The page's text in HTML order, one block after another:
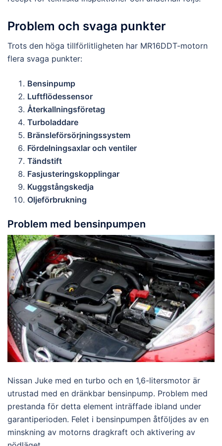
Problem och svaga punkter
Trots den höga tillförlitligheten har MR16DDT-motorn
flera svaga punkter:
Bensinpump
Luftflödessensor
Återkallningsföretag
Turboladdare
Bränsleförsörjningssystem
Fördelningsaxlar och ventiler
Tändstift
Fasjusteringskopplingar
Kuggstångskedja
Oljeförbrukning
Problem med bensinpumpen
Nissan Juke med en turbo och en 1,6-litersmotor är
utrustad med en dränkbar bensinpump. Problem med
prestanda för detta element inträffade ibland under
garantiperioden. Felet i bensinpumpen åtföljdes av en
minskning av motorns dragkraft och aktivering av